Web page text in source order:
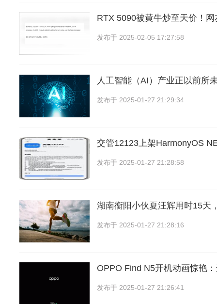
RTX 5090被黄牛炒至天价！
发布于 2025-02-05 17:27:58
人工智能（AI）产业正以前所
发布于 2025-01-27 21:29:34
交管12123上架HarmonyOS
发布于 2025-01-27 21:28:58
湖南衡阳小伙夏汪辉用时15天
发布于 2025-01-27 21:28:16
OPPO Find N5开机动画惊艳
发布于 2025-01-27 21:26:41